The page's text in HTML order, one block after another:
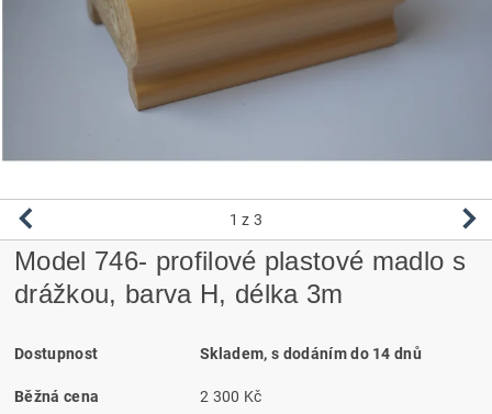
1 z 3
Model 746- profilové plastové madlo s
drážkou, barva H, délka 3m
Dostupnost Skladem, s dodáním do 14 dnů
Běžná cena 2 300 Kč